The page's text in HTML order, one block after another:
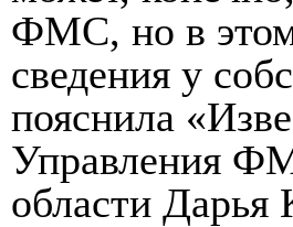
ФМС, но в этом
сведения у
пояснила
Управления
области Дарья